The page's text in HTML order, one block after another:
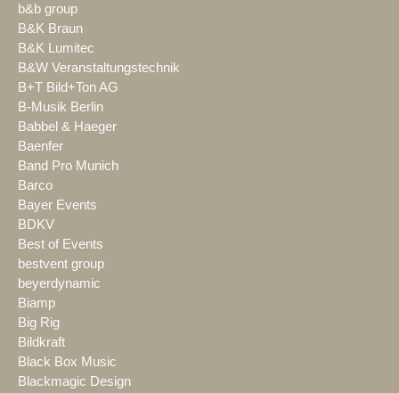
b&b group
B&K Braun
B&K Lumitec
B&W Veranstaltungstechnik
B+T Bild+Ton AG
B-Musik Berlin
Babbel & Haeger
Baenfer
Band Pro Munich
Barco
Bayer Events
BDKV
Best of Events
bestvent group
beyerdynamic
Biamp
Big Rig
Bildkraft
Black Box Music
Blackmagic Design